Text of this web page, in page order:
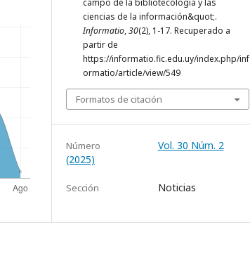
campo de la bibliotecología y las
ciencias de la información&quot;.
Informatio,30(2), 1-17. Recuperado a
partir de
https://informatio.fic.edu.uy/index.php/inf
ormatio/article/view/549
Formatos de citación
Número
Vol. 30 Núm. 2
(2025)
Sección Noticias